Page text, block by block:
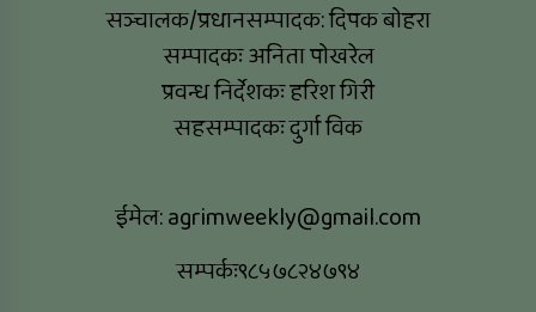
सञ्चालक/प्रधानसम्पादक: दिपक बोहरा
सम्पादकः अनिता पोखरेल
प्रवन्ध निर्देशकः हरिश गिरी
सहसम्पादकः दुर्गा विक
ईमेल:agrimweekly@gmail.com
सम्पर्कः९८५७८२४७९४